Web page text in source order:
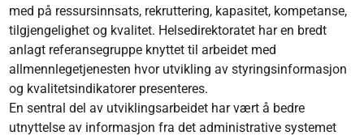
med på ressursinnsats, rekruttering, kapasitet, kompetanse,
tilgjengelighet og kvalitet. Helsedirektoratet har en bredt
anlagt referansegruppe knyttet til arbeidet med
allmennlegetjenesten hvor utvikling av styringsinformasjon
og kvalitetsindikatorer presenteres.
En sentral del av utviklingsarbeidet har vært å bedre
utnyttelse av informasjon fra det administrative systemet